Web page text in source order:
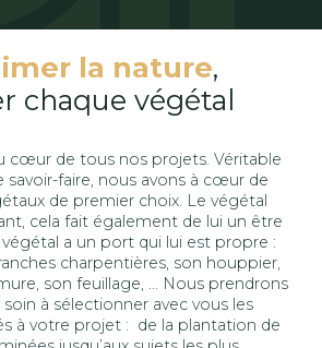
la nature,
chaque végétal
cœur de tous nos projets. Véritable
savoir-faire, nous avons à cœur de
de premier choix. Le végétal
cela fait également de lui un être
a un port qui lui est propre :
charpentières, son houppier,
son feuillage, … Nous prendrons
à sélectionner avec vous les
à votre projet : de la plantation de